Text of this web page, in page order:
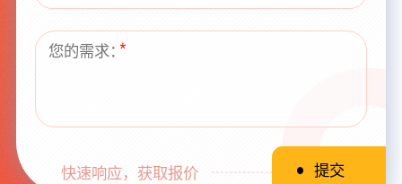
快速响应，获取报价